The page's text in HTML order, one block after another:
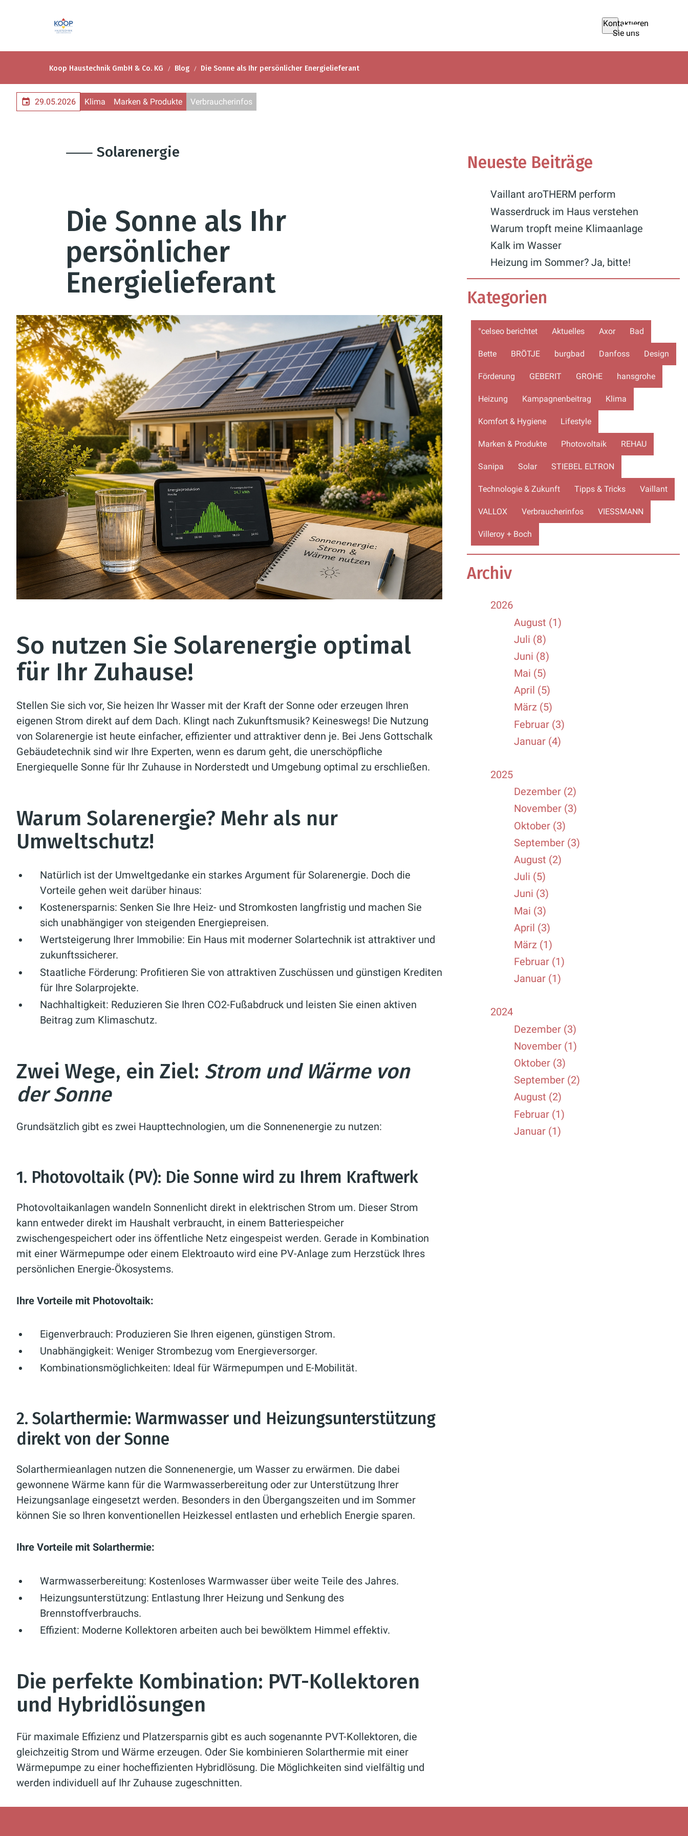
Kontaktieren
Sie uns
Koop Haustechnik GmbH & Co. KG Blog Die Sonne als Ihr persönlicher Energielieferant
29.05.2026 Klima Marken & Produkte Verbraucherinfos
⸺ Solarenergie
Die Sonne als Ihr
persönlicher
Energielieferant
So nutzen Sie Solarenergie optimal
für Ihr Zuhause!
Stellen Sie sich vor, Sie heizen Ihr Wasser mit der Kraft der Sonne oder erzeugen Ihren
eigenen Strom direkt auf dem Dach. Klingt nach Zukunftsmusik? Keineswegs! Die Nutzung
von Solarenergie ist heute einfacher, effizienter und attraktiver denn je. Bei Jens Gottschalk
Gebäudetechnik sind wir Ihre Experten, wenn es darum geht, die unerschöpfliche
Energiequelle Sonne für Ihr Zuhause in Norderstedt und Umgebung optimal zu erschließen.
Warum Solarenergie? Mehr als nur
Umweltschutz!
Natürlich ist der Umweltgedanke ein starkes Argument für Solarenergie. Doch die
Vorteile gehen weit darüber hinaus:
Kostenersparnis: Senken Sie Ihre Heiz- und Stromkosten langfristig und machen Sie
sich unabhängiger von steigenden Energiepreisen.
Wertsteigerung Ihrer Immobilie: Ein Haus mit moderner Solartechnik ist attraktiver und
zukunftssicherer.
Staatliche Förderung: Profitieren Sie von attraktiven Zuschüssen und günstigen Krediten
für Ihre Solarprojekte.
Nachhaltigkeit: Reduzieren Sie Ihren CO2-Fußabdruck und leisten Sie einen aktiven
Beitrag zum Klimaschutz.
Zwei Wege, ein Ziel: Strom und Wärme von
der Sonne
Grundsätzlich gibt es zwei Haupttechnologien, um die Sonnenenergie zu nutzen:
1. Photovoltaik (PV): Die Sonne wird zu Ihrem Kraftwerk
Photovoltaikanlagen wandeln Sonnenlicht direkt in elektrischen Strom um. Dieser Strom
kann entweder direkt im Haushalt verbraucht, in einem Batteriespeicher
zwischengespeichert oder ins öffentliche Netz eingespeist werden. Gerade in Kombination
mit einer Wärmepumpe oder einem Elektroauto wird eine PV-Anlage zum Herzstück Ihres
persönlichen Energie-Ökosystems.
Ihre Vorteile mit Photovoltaik:
Eigenverbrauch: Produzieren Sie Ihren eigenen, günstigen Strom.
Unabhängigkeit: Weniger Strombezug vom Energieversorger.
Kombinationsmöglichkeiten: Ideal für Wärmepumpen und E-Mobilität.
2. Solarthermie: Warmwasser und Heizungsunterstützung
direkt von der Sonne
Solarthermieanlagen nutzen die Sonnenenergie, um Wasser zu erwärmen. Die dabei
gewonnene Wärme kann für die Warmwasserbereitung oder zur Unterstützung Ihrer
Heizungsanlage eingesetzt werden. Besonders in den Übergangszeiten und im Sommer
können Sie so Ihren konventionellen Heizkessel entlasten und erheblich Energie sparen.
Ihre Vorteile mit Solarthermie:
Warmwasserbereitung: Kostenloses Warmwasser über weite Teile des Jahres.
Heizungsunterstützung: Entlastung Ihrer Heizung und Senkung des
Brennstoffverbrauchs.
Effizient: Moderne Kollektoren arbeiten auch bei bewölktem Himmel effektiv.
Die perfekte Kombination: PVT-Kollektoren
und Hybridlösungen
Für maximale Effizienz und Platzersparnis gibt es auch sogenannte PVT-Kollektoren, die
gleichzeitig Strom und Wärme erzeugen. Oder Sie kombinieren Solarthermie mit einer
Wärmepumpe zu einer hocheffizienten Hybridlösung. Die Möglichkeiten sind vielfältig und
werden individuell auf Ihr Zuhause zugeschnitten.
Neueste Beiträge
Vaillant aroTHERM perform
Wasserdruck im Haus verstehen
Warum tropft meine Klimaanlage
Kalk im Wasser
Heizung im Sommer? Ja, bitte!
Kategorien
°celseo berichtet Aktuelles Axor Bad
Bette BRÖTJE burgbad Danfoss Design
Förderung GEBERIT GROHE hansgrohe
Heizung Kampagnenbeitrag Klima
Komfort & Hygiene Lifestyle
Marken & Produkte Photovoltaik REHAU
Sanipa Solar STIEBEL ELTRON
Technologie & Zukunft Tipps & Tricks Vaillant
VALLOX Verbraucherinfos VIESSMANN
Villeroy + Boch
Archiv
2026
August (1)
Juli (8)
Juni (8)
Mai (5)
April (5)
März (5)
Februar (3)
Januar (4)
2025
Dezember (2)
November (3)
Oktober (3)
September (3)
August (2)
Juli (5)
Juni (3)
Mai (3)
April (3)
März (1)
Februar (1)
Januar (1)
2024
Dezember (3)
November (1)
Oktober (3)
September (2)
August (2)
Februar (1)
Januar (1)